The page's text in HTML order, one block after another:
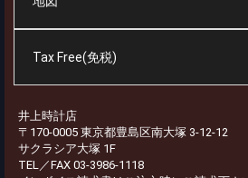
Tax Free(免税)
井上時計店
〒170-0005 東京都豊島区南大塚 3-12-12
サクラシア大塚 1F
TEL／FAX 03-3986-1118